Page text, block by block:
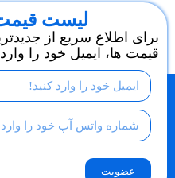
لیست
برای اطلاع سریع از
قیمت ها، ایمیل خود را وارد
عضویت